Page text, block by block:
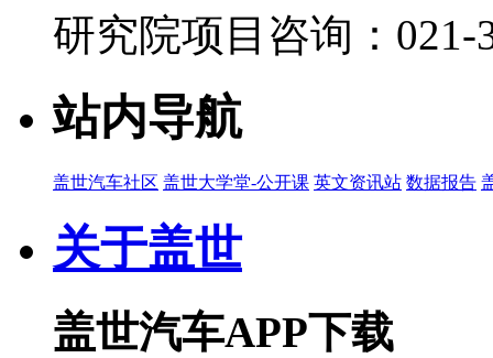
研究院项目咨询：021-
站内导航
盖世汽车社区 盖世大学堂-公开课 英文资讯站 数据报告
关于盖世
盖世汽车APP下载